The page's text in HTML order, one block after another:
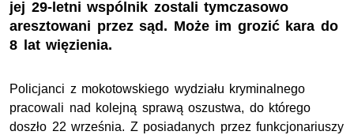
jej 29-letni wspólnik zostali tymczasowo
aresztowani przez sąd. Może im grozić kara do
8 lat więzienia.
Policjanci z mokotowskiego wydziału kryminalnego
pracowali nad kolejną sprawą oszustwa, do którego
doszło 22 września. Z posiadanych przez funkcjonariuszy